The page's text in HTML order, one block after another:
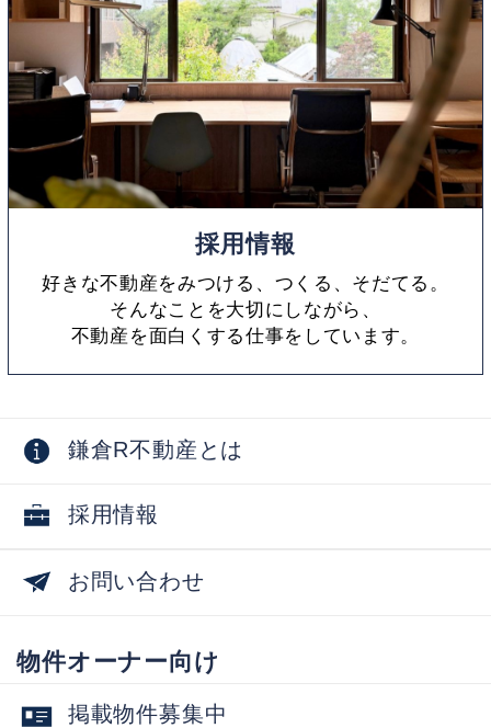
採用情報
好きな不動産をみつける、つくる、そだてる。
そんなことを大切にしながら、
不動産を面白くする仕事をしています。
鎌倉R不動産とは
採用情報
お問い合わせ
物件オーナー向け
掲載物件募集中